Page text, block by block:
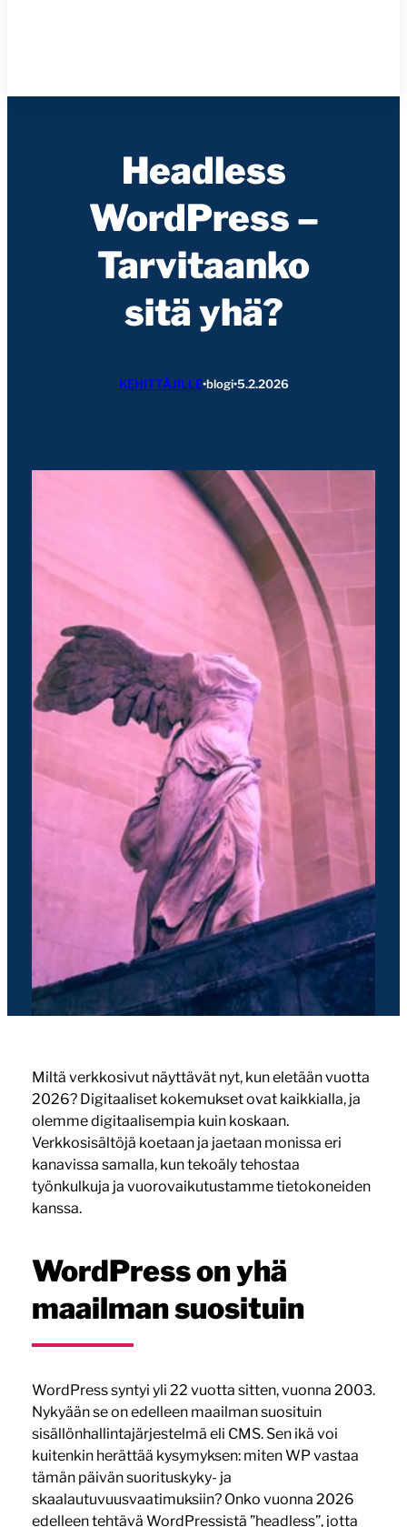
Headless
WordPress –
Tarvitaanko
sitä yhä?
KEHITTÄJILLE•blogi•5.2.2026
Miltä verkkosivut näyttävät nyt, kun eletään vuotta
2026? Digitaaliset kokemukset ovat kaikkialla, ja
olemme digitaalisempia kuin koskaan.
Verkkosisältöjä koetaan ja jaetaan monissa eri
kanavissa samalla, kun tekoäly tehostaa
työnkulkuja ja vuorovaikutustamme tietokoneiden
kanssa.
WordPress on yhä
maailman suosituin
WordPress syntyi yli 22 vuotta sitten, vuonna 2003.
Nykyään se on edelleen maailman suosituin
sisällönhallintajärjestelmä eli CMS. Sen ikä voi
kuitenkin herättää kysymyksen: miten WP vastaa
tämän päivän suorituskyky- ja
skaalautuvuusvaatimuksiin? Onko vuonna 2026
edelleen tehtävä WordPressistä ”headless”, jotta